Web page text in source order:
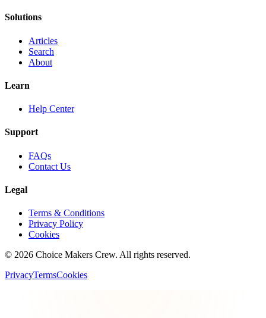
Solutions
Articles
Search
About
Learn
Help Center
Support
FAQs
Contact Us
Legal
Terms & Conditions
Privacy Policy
Cookies
© 2026 Choice Makers Crew. All rights reserved.
PrivacyTermsCookies